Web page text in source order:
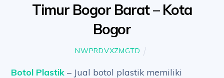
Timur Bogor Barat – Kota
Bogor
NWPRDVXZMGTD
Botol Plastik – Jual botol plastik memiliki